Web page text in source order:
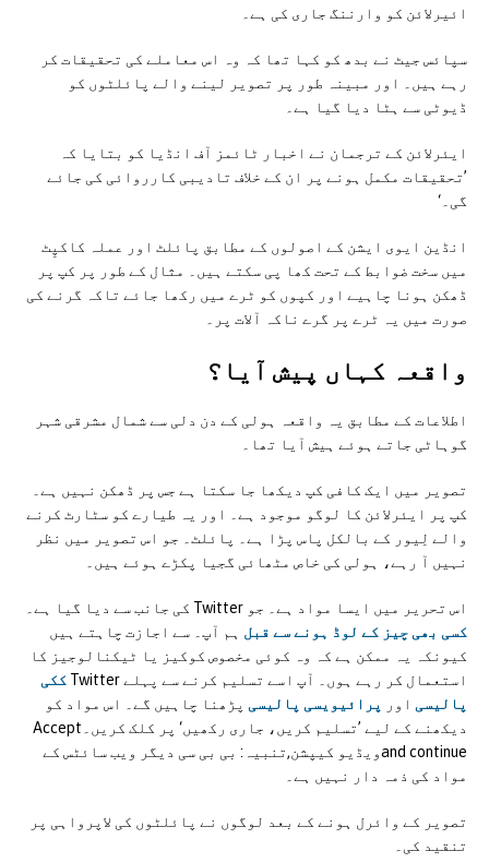
ائیرلائن کو وارننگ جاری کی ہے۔
سپائس جیٹ نے بدھ کو کہا تھا کہ وہ اس معاملے کی تحقیقات کر
رہے ہیں۔ اور مبینہ طور پر تصویر لینے والے پائلٹوں کو
ڈیوٹی سے ہٹا دیا گیا ہے۔
ایئرلائن کے ترجمان نے اخبار ٹائمز آف انڈیا کو بتایا کہ
’تحقیقات مکمل ہونے پر ان کے خلاف تادیبی کارروائی کی جائے
گی۔‘
انڈین ایوی ایشن کے اصولوں کے مطابق پائلٹ اور عملہ کاکپِٹ
میں سخت ضوابط کے تحت کھا پی سکتے ہیں۔ مثال کے طور پر کپ پر
ڈھکن ہونا چاہیے اور کپوں کو ٹرے میں رکھا جائے تاکہ گرنے کی
صورت میں یہ ٹرے پر گرے ناکہ آلات پر۔
واقعہ کہاں پيش آیا؟
اطلاعات کے مطابق یہ واقعہ ہولی کے دن دلی سے شمال مشرقی شہر
گوہاٹی جاتے ہوئے ہیش آیا تھا۔
تصویر میں ایک کافی کپ دیکھا جا سکتا ہے جس پر ڈھکن نہیں ہے۔
کپ پر ایئرلائن کا لوگو موجود ہے۔ اور یہ طیارے کو سٹارٹ کرنے
والے لِیور کے بالکل پاس پڑا ہے۔ پائلٹ۔ جو اس تصویر میں نظر
نہیں آ رہے، ہولی کی خاص مٹھائی گجیا پکڑے ہوئے ہیں۔
اس تحریر میں ایسا مواد ہے۔ جو Twitter کی جانب سے دیا گیا ہے۔
کسی بھی چیز کے لوڈ ہونے سے قبل ہم آپ۔ سے اجازت چاہتے ہیں
کیونکہ یہ ممکن ہے کہ وہ کوئی مخصوص کوکیز یا ٹیکنالوجیز کا
استعمال کر رہے ہوں۔ آپ اسے تسلیم کرنے سے پہلے Twitter
ککی
پالیسی اور پرائیویسی پالیسی پڑھنا چاہیں گے۔ اس مواد کو
دیکھنے کے لیے ’تسلیم کریں، جاری رکھیں‘ پر کلک کریں۔Accept
and continueویڈیو کیپشن,تنبیہ: بی بی سی دیگر ویب سائٹس کے
مواد کی ذمہ دار نہیں ہے۔
تصویر کے وائرل ہونے کے بعد لوگوں نے پائلٹوں کی لاپرواہی پر
تنقید کی۔